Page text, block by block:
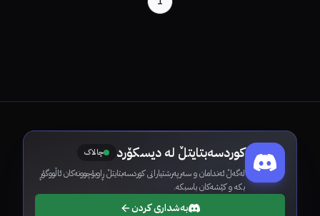
کوردسەبتایتڵ لە دیسکۆرد چالاک
لەگەڵ ئەندامان و سەرپەرشتیارانی کوردسەبتایتڵ ڕاوبۆچوونەکان ئاڵووگۆڕ
بکە و کێشەکان باسبکە.
بەشداری کردن